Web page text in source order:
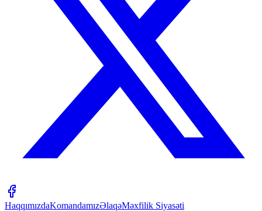
HaqqımızdaKomandamızƏlaqəMəxfilik Siyasəti